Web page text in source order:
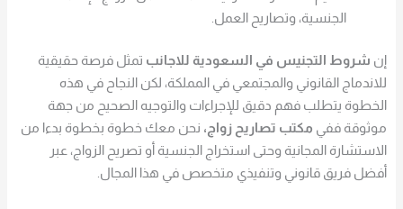
الجنسية، وتصاريح العمل.
إن شروط التجنيس في السعودية للاجانب تمثل فرصة حقيقية
للاندماج القانوني والمجتمعي في المملكة، لكن النجاح في هذه
الخطوة يتطلب فهم دقيق للإجراءات والتوجيه الصحيح من جهة
موثوقة ففي مكتب تصاريح زواج، نحن معك خطوة بخطوة بدءا من
الاستشارة المجانية وحتى استخراج الجنسية أو تصريح الزواج، عبر
أفضل فريق قانوني وتنفيذي متخصص في هذا المجال.